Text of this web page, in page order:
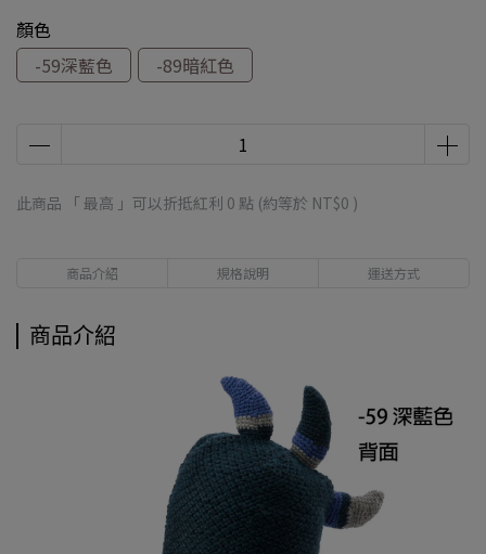
顏色
-59深藍色
-89暗紅色
此商品 「 最高 」可以折抵紅利 0 點 (約等於 NT$0 )
商品介紹 規格說明 運送方式
商品介紹